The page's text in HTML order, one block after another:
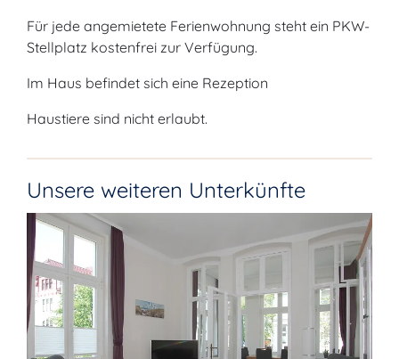
Für jede angemietete Ferienwohnung steht ein PKW-
Stellplatz kostenfrei zur Verfügung.
Im Haus befindet sich eine Rezeption
Haustiere sind nicht erlaubt.
Unsere weiteren Unterkünfte